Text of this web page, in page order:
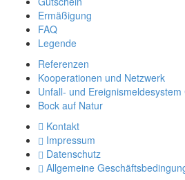
Ermäßigung
FAQ
Legende
Referenzen
Kooperationen und Netzwerk
Unfall- und Ereignismeldesystem
Bock auf Natur
Kontakt
Impressum
Datenschutz
Allgemeine